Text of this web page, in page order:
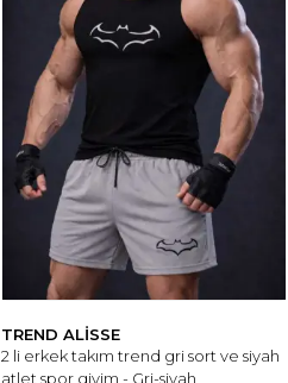
TREND ALİSSE
2 li erkek takım trend gri sort ve siyah
atlet spor giyim - Gri-siyah